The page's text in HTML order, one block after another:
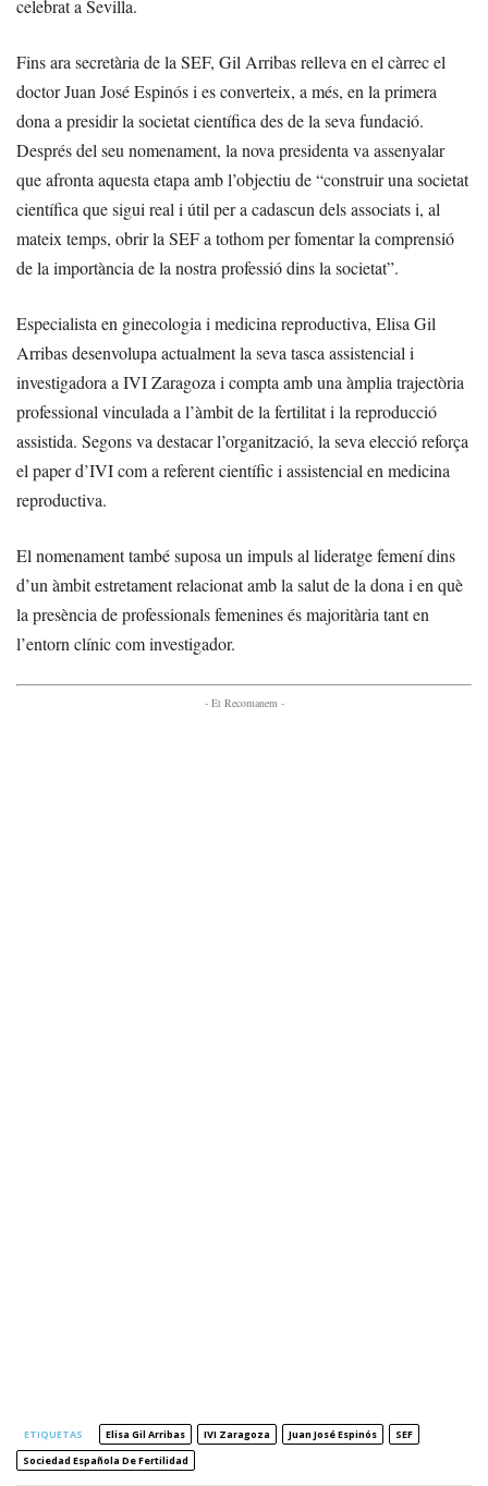
celebrat a Sevilla.
Fins ara secretària de la SEF, Gil Arribas relleva en el càrrec el
doctor Juan José Espinós i es converteix, a més, en la primera
dona a presidir la societat científica des de la seva fundació.
Després del seu nomenament, la nova presidenta va assenyalar
que afronta aquesta etapa amb l’objectiu de “construir una societat
científica que sigui real i útil per a cadascun dels associats i, al
mateix temps, obrir la SEF a tothom per fomentar la comprensió
de la importància de la nostra professió dins la societat”.
Especialista en ginecologia i medicina reproductiva, Elisa Gil
Arribas desenvolupa actualment la seva tasca assistencial i
investigadora a IVI Zaragoza i compta amb una àmplia trajectòria
professional vinculada a l’àmbit de la fertilitat i la reproducció
assistida. Segons va destacar l’organització, la seva elecció reforça
el paper d’IVI com a referent científic i assistencial en medicina
reproductiva.
El nomenament també suposa un impuls al lideratge femení dins
d’un àmbit estretament relacionat amb la salut de la dona i en què
la presència de professionals femenines és majoritària tant en
l’entorn clínic com investigador.
- Et Recomanem -
ETIQUETAS Elisa Gil Arribas IVI Zaragoza Juan José Espinós
SEF
Sociedad Española De Fertilidad